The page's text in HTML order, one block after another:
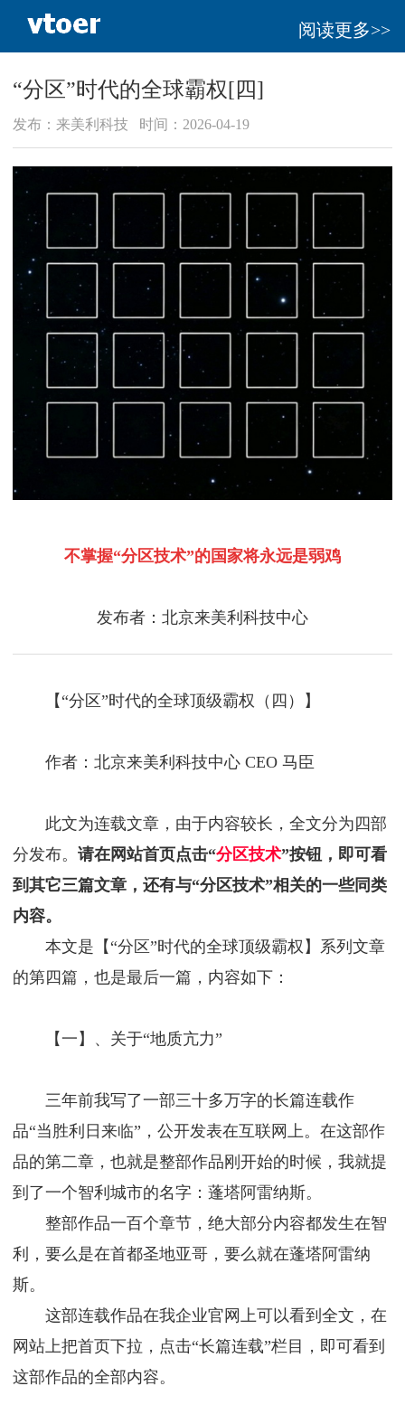
阅读更多>>
“分区”时代的全球霸权[四]
发布：来美利科技 时间：2026-04-19
不掌握“分区技术”的国家将永远是弱鸡
发布者：北京来美利科技中心
【“分区”时代的全球顶级霸权（四）】
作者：北京来美利科技中心 CEO 马臣
此文为连载文章，由于内容较长，全文分为四部
分发布。 请在网站首页点击“分区技术”按钮，即可看
到其它三篇文章，还有与“分区技术”相关的一些同类
内容。
本文是【“分区”时代的全球顶级霸权】系列文章
的第四篇，也是最后一篇，内容如下：
【一】、关于“地质亢力”
三年前我写了一部三十多万字的长篇连载作
品“当胜利日来临”，公开发表在互联网上。在这部作
品的第二章，也就是整部作品刚开始的时候，我就提
到了一个智利城市的名字：蓬塔阿雷纳斯。
整部作品一百个章节，绝大部分内容都发生在智
利，要么是在首都圣地亚哥，要么就在蓬塔阿雷纳
斯。
这部连载作品在我企业官网上可以看到全文，在
网站上把首页下拉，点击“长篇连载”栏目，即可看到
这部作品的全部内容。